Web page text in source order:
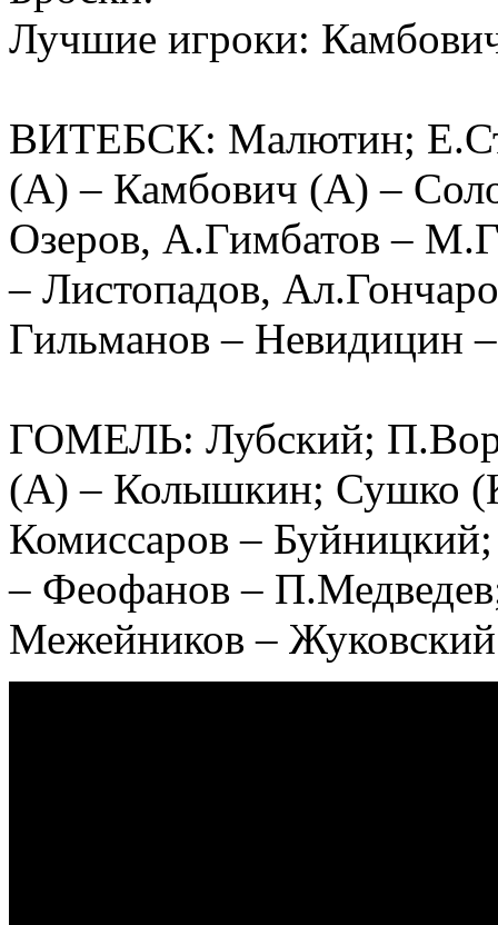
Лучшие игроки:
ВИТЕБСК: Малютин;
(А) – Камбович (А) –
Озеров, А.Гимбатов –
– Листопадов,
Гильманов – Невидицин
ГОМЕЛЬ: Лубский;
(А) – Колышкин; Сушко
Комиссаров –
– Феофанов –
Межейников –